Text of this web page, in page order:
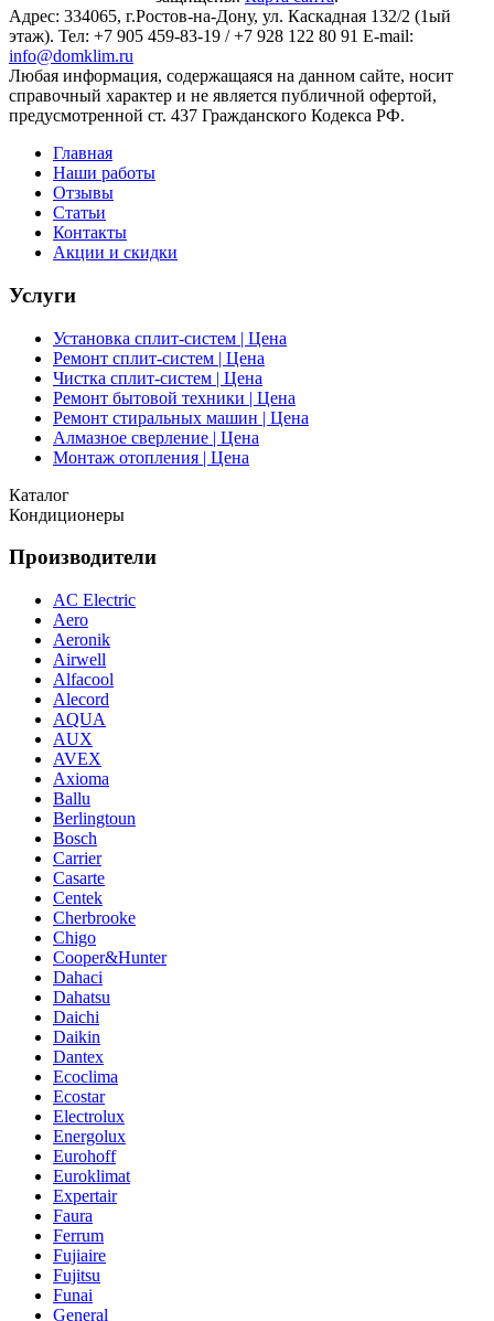
Адрес: 334065, г.Ростов-на-Дону, ул. Каскадная 132/2 (1ый
этаж). Тел: +7 905 459-83-19 / +7 928 122 80 91 E-mail:
info@domklim.ru
Любая информация, содержащаяся на данном сайте, носит
справочный характер и не является публичной офертой,
предусмотренной ст. 437 Гражданского Кодекса РФ.
Главная
Наши работы
Отзывы
Статьи
Контакты
Акции и скидки
Услуги
Установка сплит-систем | Цена
Ремонт сплит-систем | Цена
Чистка сплит-систем | Цена
Ремонт бытовой техники | Цена
Ремонт стиральных машин | Цена
Алмазное сверление | Цена
Монтаж отопления | Цена
Каталог
Кондиционеры
Производители
AC Electric
Aero
Aeronik
Airwell
Alfacool
Alecord
AQUA
AUX
AVEX
Axioma
Ballu
Berlingtoun
Bosch
Carrier
Casarte
Centek
Cherbrooke
Chigo
Cooper&Hunter
Dahaci
Dahatsu
Daichi
Daikin
Dantex
Ecoclima
Ecostar
Electrolux
Energolux
Eurohoff
Euroklimat
Expertair
Faura
Ferrum
Fujiaire
Fujitsu
Funai
General